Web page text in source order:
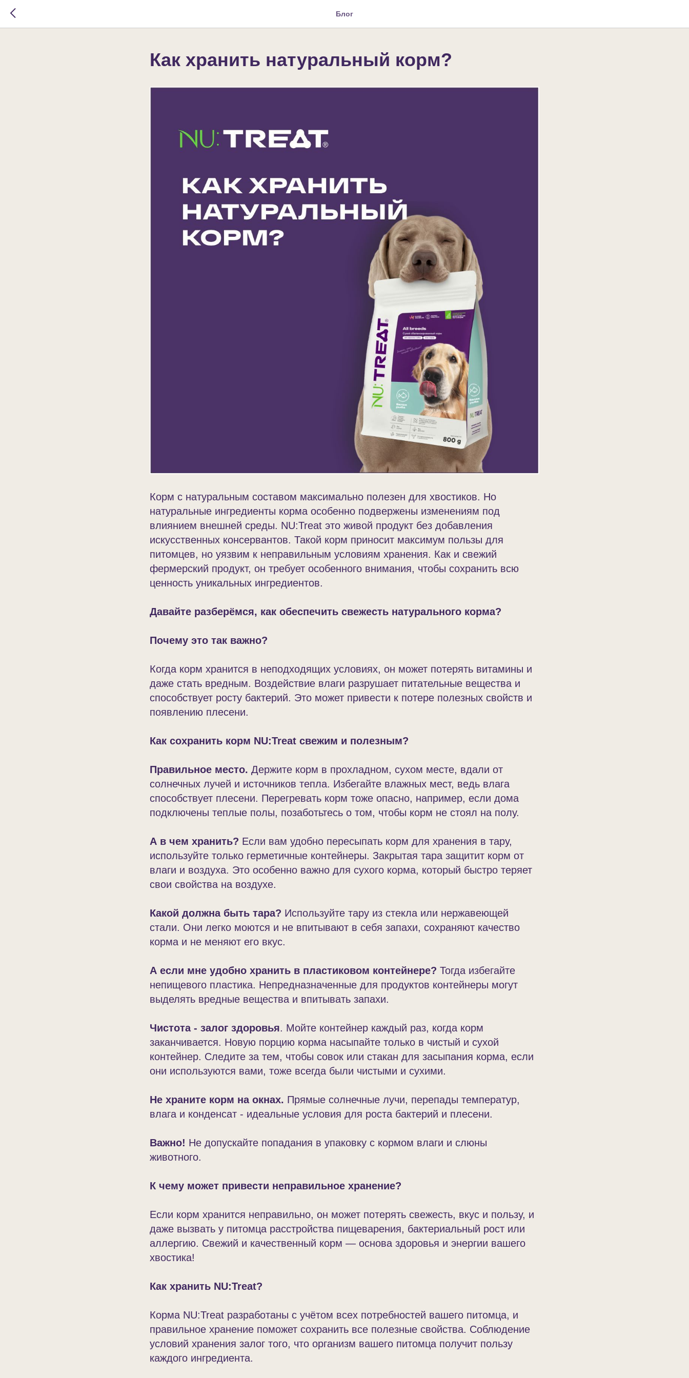
Блог
Как хранить натуральный корм?
Корм с натуральным составом максимально полезен для хвостиков. Но
натуральные ингредиенты корма особенно подвержены изменениям под
влиянием внешней среды. NU:Treat это живой продукт без добавления
искусственных консервантов. Такой корм приносит максимум пользы для
питомцев, но уязвим к неправильным условиям хранения. Как и свежий
фермерский продукт, он требует особенного внимания, чтобы сохранить всю
ценность уникальных ингредиентов.
Давайте разберёмся, как обеспечить свежесть натурального корма?
Почему это так важно?
Когда корм хранится в неподходящих условиях, он может потерять витамины и
даже стать вредным. Воздействие влаги разрушает питательные вещества и
способствует росту бактерий. Это может привести к потере полезных свойств и
появлению плесени.
Как сохранить корм NU:Treat свежим и полезным?
Правильное место. Держите корм в прохладном, сухом месте, вдали от
солнечных лучей и источников тепла. Избегайте влажных мест, ведь влага
способствует плесени. Перегревать корм тоже опасно, например, если дома
подключены теплые полы, позаботьтесь о том, чтобы корм не стоял на полу.
А в чем хранить? Если вам удобно пересыпать корм для хранения в тару,
используйте только герметичные контейнеры. Закрытая тара защитит корм от
влаги и воздуха. Это особенно важно для сухого корма, который быстро теряет
свои свойства на воздухе.
Какой должна быть тара? Используйте тару из стекла или нержавеющей
стали. Они легко моются и не впитывают в себя запахи, сохраняют качество
корма и не меняют его вкус.
А если мне удобно хранить в пластиковом контейнере? Тогда избегайте
непищевого пластика. Непредназначенные для продуктов контейнеры могут
выделять вредные вещества и впитывать запахи.
Чистота - залог здоровья. Мойте контейнер каждый раз, когда корм
заканчивается. Новую порцию корма насыпайте только в чистый и сухой
контейнер. Следите за тем, чтобы совок или стакан для засыпания корма, если
они используются вами, тоже всегда были чистыми и сухими.
Не храните корм на окнах. Прямые солнечные лучи, перепады температур,
влага и конденсат - идеальные условия для роста бактерий и плесени.
Важно! Не допускайте попадания в упаковку с кормом влаги и слюны
животного.
К чему может привести неправильное хранение?
Если корм хранится неправильно, он может потерять свежесть, вкус и пользу, и
даже вызвать у питомца расстройства пищеварения, бактериальный рост или
аллергию. Свежий и качественный корм — основа здоровья и энергии вашего
хвостика!
Как хранить NU:Treat?
Корма NU:Treat разработаны с учётом всех потребностей вашего питомца, и
правильное хранение поможет сохранить все полезные свойства. Соблюдение
условий хранения залог того, что организм вашего питомца получит пользу
каждого ингредиента.